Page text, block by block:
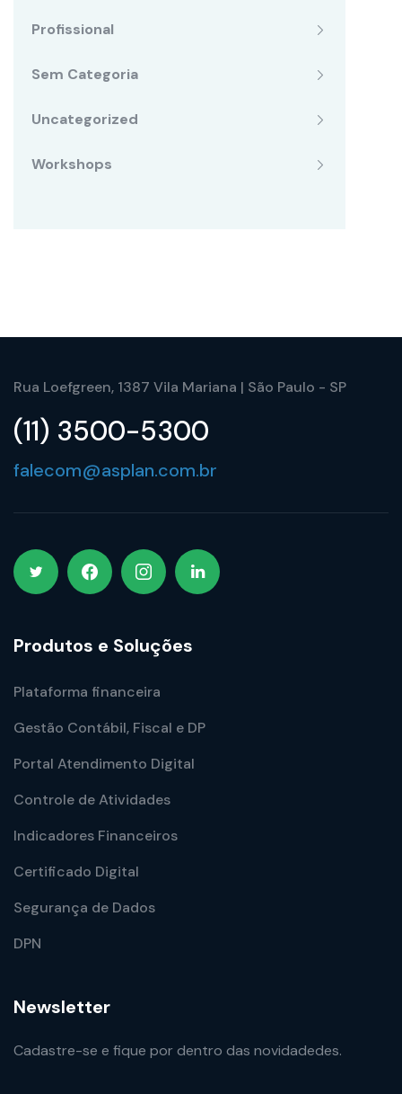
Profissional
Sem Categoria
Uncategorized
Workshops
Rua Loefgreen, 1387 Vila Mariana | São Paulo - SP
(11) 3500-5300
falecom@asplan.com.br
Produtos e Soluções
Plataforma financeira
Gestão Contábil, Fiscal e DP
Portal Atendimento Digital
Controle de Atividades
Indicadores Financeiros
Certificado Digital
Segurança de Dados
DPN
Newsletter
Cadastre-se e fique por dentro das novidadedes.